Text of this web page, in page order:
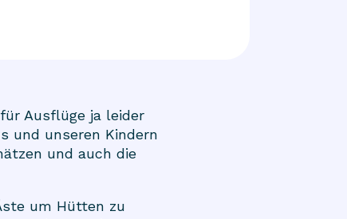
Ausflüge ja leider
und unseren Kindern
und auch die
um Hütten zu